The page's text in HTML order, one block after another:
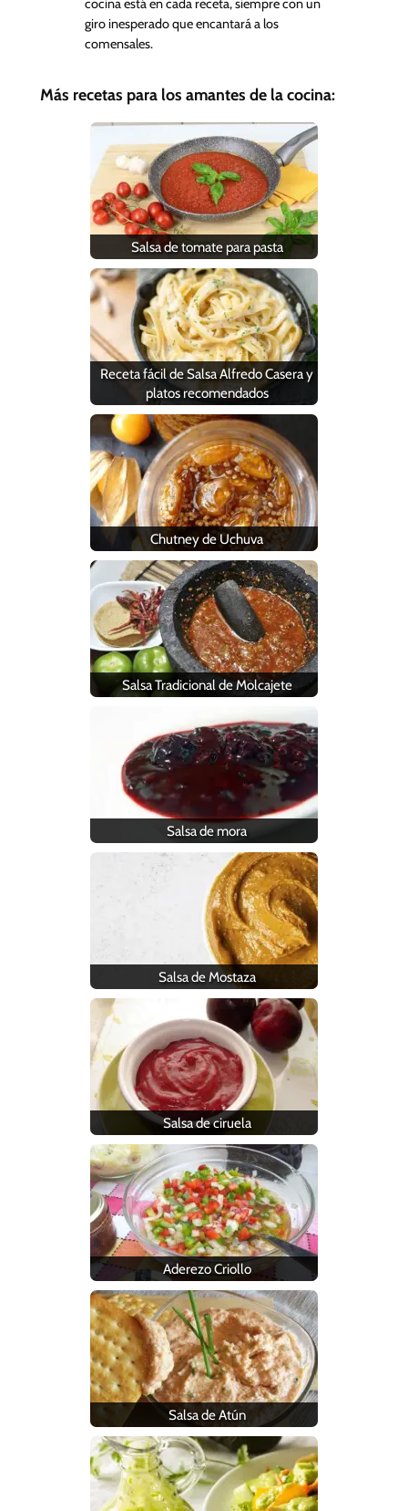
giro inesperado que encantará a los
comensales.
Más recetas para los amantes de la cocina:
Salsa de tomate para pasta
Receta fácil de Salsa Alfredo Casera y
platos recomendados
Chutney de Uchuva
Salsa Tradicional de Molcajete
Salsa de mora
Salsa de Mostaza
Salsa de ciruela
Aderezo Criollo
Salsa de Atún